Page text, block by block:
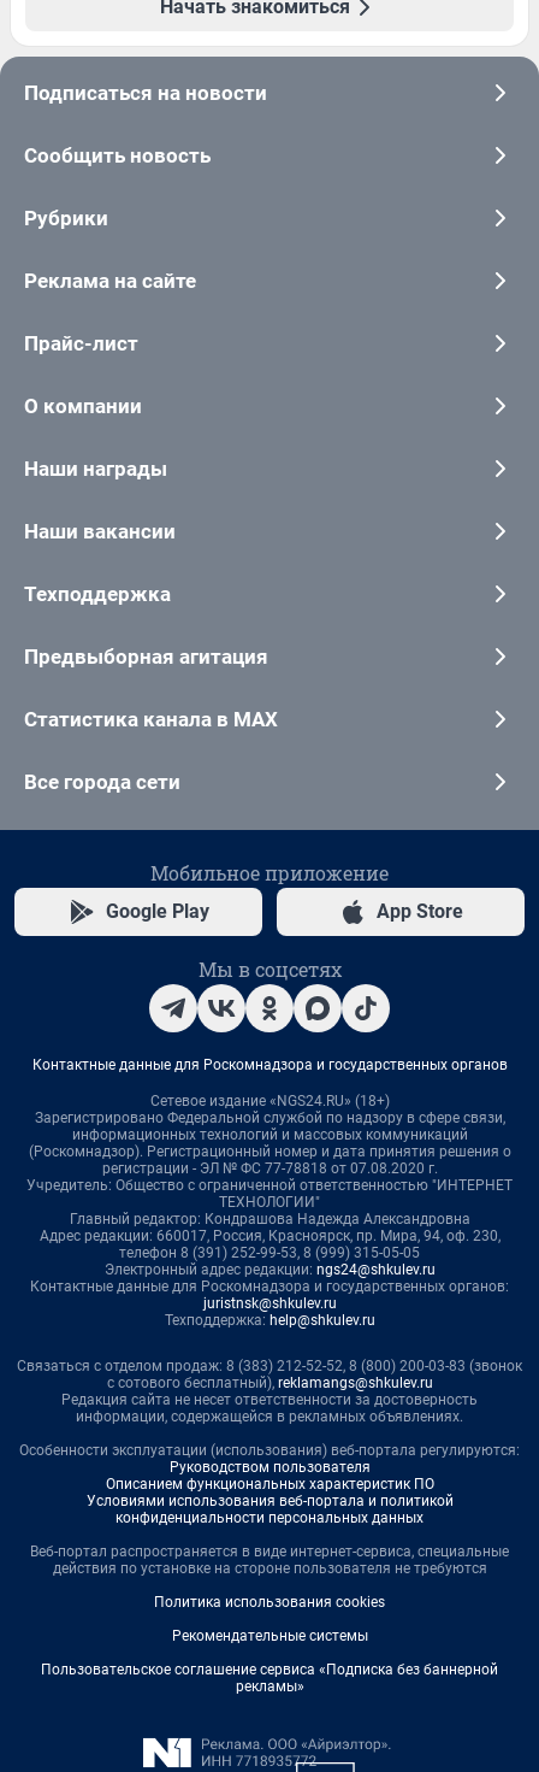
Начать знакомиться
Подписаться на новости
Сообщить новость
Рубрики
Реклама на сайте
Прайс-лист
О компании
Наши награды
Наши вакансии
Техподдержка
Предвыборная агитация
Статистика канала в MAX
Все города сети
Мобильное приложение
Google Play App Store
Мы в соцсетях
Контактные данные для Роскомнадзора и государственных органов
Сетевое издание «NGS24.RU» (18+)
Зарегистрировано Федеральной службой по надзору в сфере связи,
информационных технологий и массовых коммуникаций
(Роскомнадзор). Регистрационный номер и дата принятия решения о
регистрации - ЭЛ № ФС 77-78818 от 07.08.2020 г.
Учредитель: Общество с ограниченной ответственностью "ИНТЕРНЕТ
ТЕХНОЛОГИИ"
Главный редактор: Кондрашова Надежда Александровна
Адрес редакции: 660017, Россия, Красноярск, пр. Мира, 94, оф. 230,
телефон 8 (391) 252-99-53, 8 (999) 315-05-05
Электронный адрес редакции: ngs24@shkulev.ru
Контактные данные для Роскомнадзора и государственных органов:
juristnsk@shkulev.ru
Техподдержка: help@shkulev.ru
Связаться с отделом продаж: 8 (383) 212-52-52, 8 (800) 200-03-83 (звонок
с сотового бесплатный), reklamangs@shkulev.ru
Редакция сайта не несет ответственности за достоверность
информации, содержащейся в рекламных объявлениях.
Особенности эксплуатации (использования) веб-портала регулируются:
Руководством пользователя
Описанием функциональных характеристик ПО
Условиями использования веб-портала и политикой
конфиденциальности персональных данных
Веб-портал распространяется в виде интернет-сервиса, специальные
действия по установке на стороне пользователя не требуются
Политика использования cookies
Рекомендательные системы
Пользовательское соглашение сервиса «Подписка без баннерной
рекламы»